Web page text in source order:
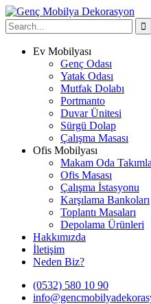
Ev Mobilyası
Genç Odası
Yatak Odası
Mutfak Dolabı
Portmanto
Duvar Ünitesi
Sürgü Dolap
Çalışma Masası
Ofis Mobilyası
Makam Oda
Ofis Masası
Çalışma İstasyonu
Karşılama Bankoları
Toplantı Masaları
Depolama Ürünleri
Hakkımızda
İletişim
Neden Biz?
(0532) 580 10 90